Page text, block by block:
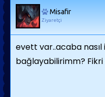
Misafir
Ziyaretçi
evett var..acaba
bağlayabilirimm?